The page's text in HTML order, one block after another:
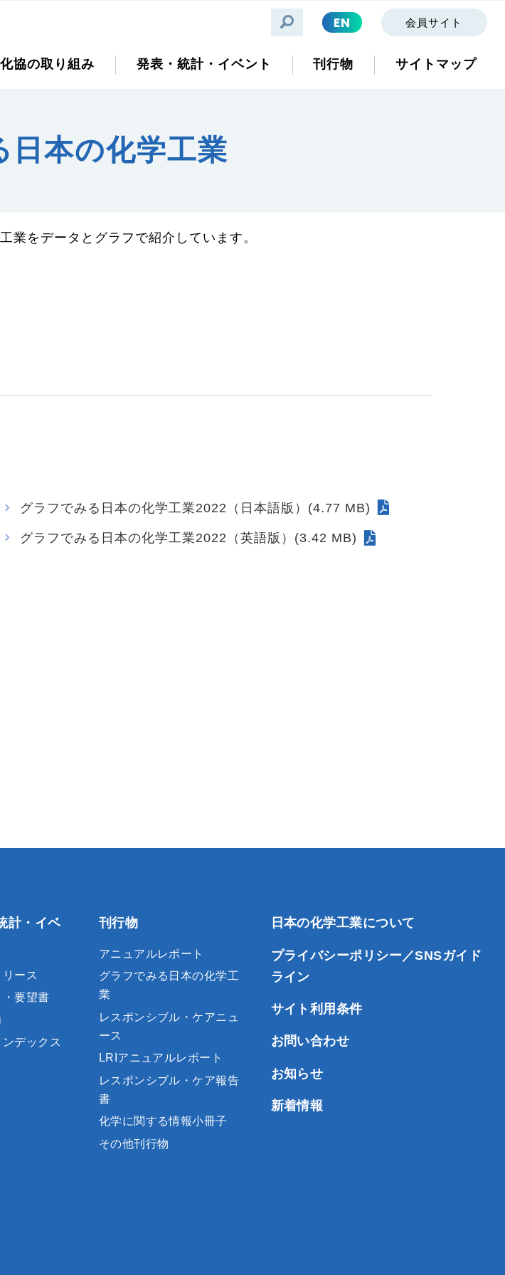
EN 会員サイト
協の取り組み 発表・統計・イベント 刊行物 サイトマップ
日本の化学工業
業をデータとグラフで紹介しています。
グラフでみる日本の化学工業2022（日本語版）(4.77 MB)
グラフでみる日本の化学工業2022（英語版）(3.42 MB)
計・イベ
ース
・要望書
ンデックス
刊行物
アニュアルレポート
グラフでみる日本の化学工
業
レスポンシブル・ケアニュ
ース
LRIアニュアルレポート
レスポンシブル・ケア報告
書
化学に関する情報小冊子
その他刊行物
日本の化学工業について
プライバシーポリシー／SNSガイド
ライン
サイト利用条件
お問い合わせ
お知らせ
新着情報